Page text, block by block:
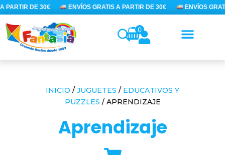
Ir
al
contenido
PARTIR DE 30€ ENVÍOS GRATIS A PARTIR DE 30€ ENVÍOS
0
INICIO / JUGUETES / EDUCATIVOS Y
PUZZLES / APRENDIZAJE
aprendizaje